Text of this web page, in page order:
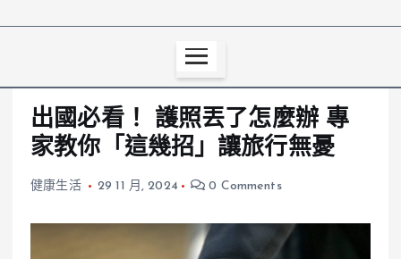
出國必看！ 護照丟了怎麼辦 專
家教你「這幾招」讓旅行無憂
健康生活 29 11 月, 2024 0 Comments